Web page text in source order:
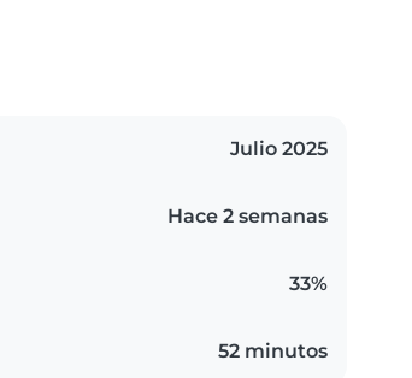
Julio 2025
Hace 2 semanas
33%
52 minutos